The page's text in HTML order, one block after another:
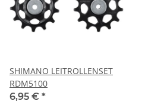
SHIMANO LEITROLLENSET
RDM5100
6,95 € *